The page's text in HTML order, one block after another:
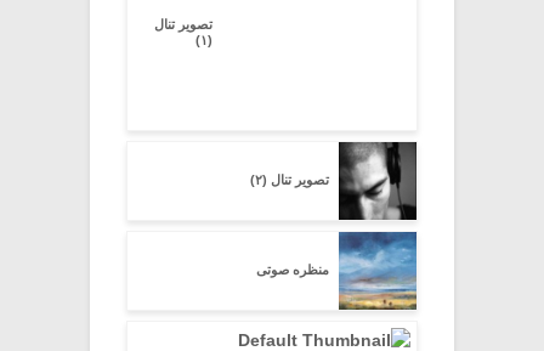
تصویر تنال
(۱)
تصویر تنال (۲)
منظره صوتی